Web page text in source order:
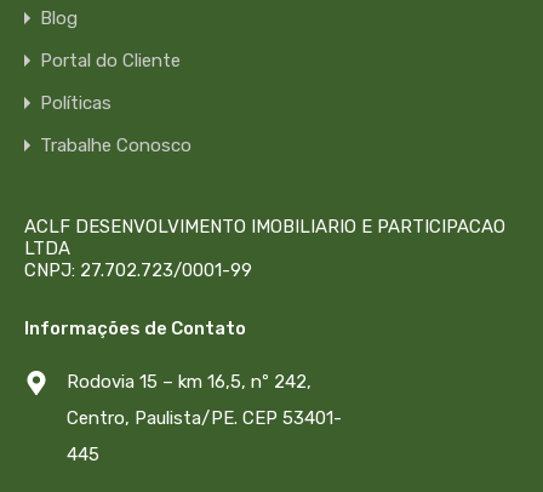
Blog
Portal do Cliente
Políticas
Trabalhe Conosco
ACLF DESENVOLVIMENTO IMOBILIARIO E PARTICIPACAO
LTDA
CNPJ: 27.702.723/0001-99
Informações de Contato
Rodovia 15 – km 16,5, nº 242,
Centro, Paulista/PE. CEP 53401-
445